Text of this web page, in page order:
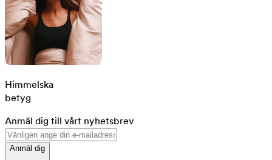
Himmelska
betyg
Anmäl dig till vårt nyhetsbrev
Anmäl dig